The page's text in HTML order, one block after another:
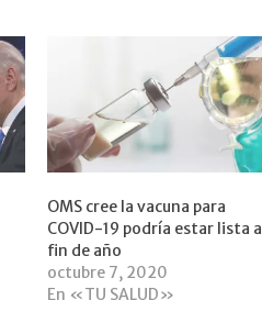
OMS cree la vacuna para
COVID-19 podría estar lista a
fin de año
octubre 7, 2020
En «TU SALUD»